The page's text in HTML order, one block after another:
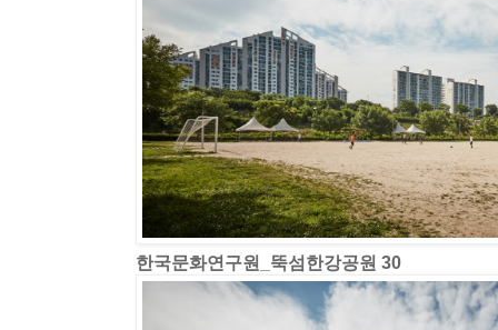
한국문화연구원_뚝섬한강공원 30